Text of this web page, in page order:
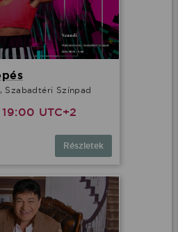
Szabadtéri Színpad
UTC+2
Részletek